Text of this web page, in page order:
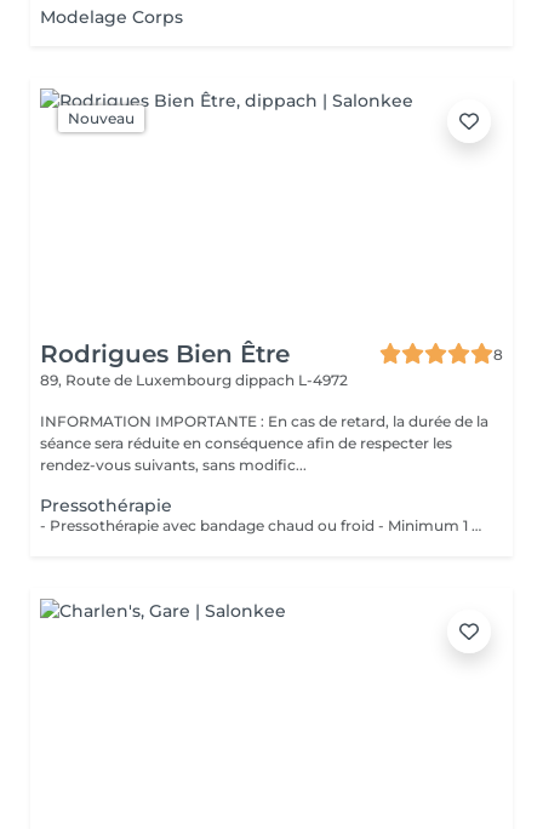
Modelage Corps
Nouveau
Rodrigues Bien Être
8
89, Route de Luxembourg dippach L-4972
INFORMATION IMPORTANTE : En cas de retard, la durée de la
séance sera réduite en conséquence afin de respecter les
rendez-vous suivants, sans modific...
Pressothérapie
- Pressothérapie avec bandage chaud ou froid - Minimum 1 séance par semaine Bienfaits : - Stimule la circulation sanguine et lymphatique - Réduit la rétention d'eau et les gonflements - Soulage les jambes lourdes et fatiguées - Aide à diminuer l'apparence de la cellulite - Favorise la récupération après une chirurgie esthétique - Améliore le confort despersonnes souffrant de lipdème